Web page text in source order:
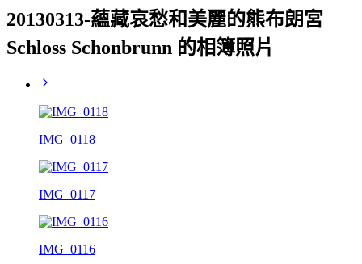
20130313-蘊藏哀愁和美麗的熊布朗宮
Schloss Schonbrunn 的相簿照片
IMG_0118
IMG_0117
IMG_0116